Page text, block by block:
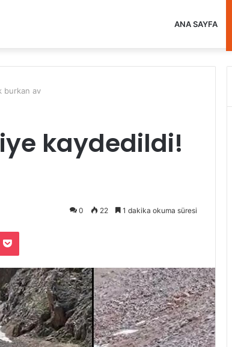
ANA SAYFA
burkan av
kaydedildi!
0 22 1 dakika okuma süresi
Pocket